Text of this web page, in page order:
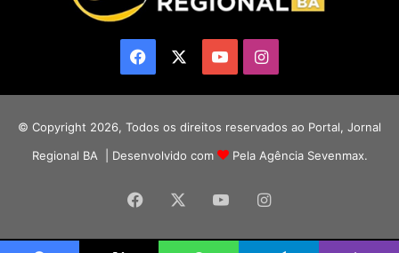
Facebook YouTubeInstagram
© Copyright 2026, Todos os direitos reservados ao Portal, Jornal
Regional BA | Desenvolvido com
Pela Agência Sevenmax.
Facebook YouTubeInstagram